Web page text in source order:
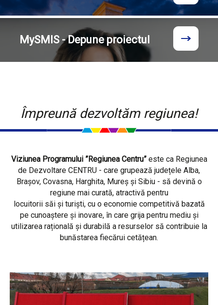
MySMIS - Depune proiectul
Împreună dezvoltăm regiunea!
Viziunea Programului ”Regiunea Centru”este ca Regiunea
de Dezvoltare CENTRU - care grupează județele Alba,
Brașov, Covasna, Harghita, Mureș și Sibiu - să devină o
regiune mai curată, atractivă pentru
locuitorii săi și turiști, cu o economie competitivă bazată
pe cunoaștere și inovare, în care grija pentru mediu și
utilizarea rațională și durabilă a resurselor să contribuie la
bunăstarea fiecărui cetățean.